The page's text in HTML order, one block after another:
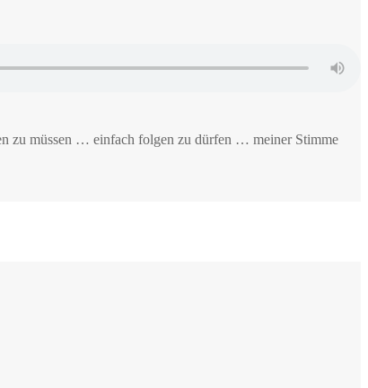
zu müssen … einfach folgen zu dürfen … meiner Stimme